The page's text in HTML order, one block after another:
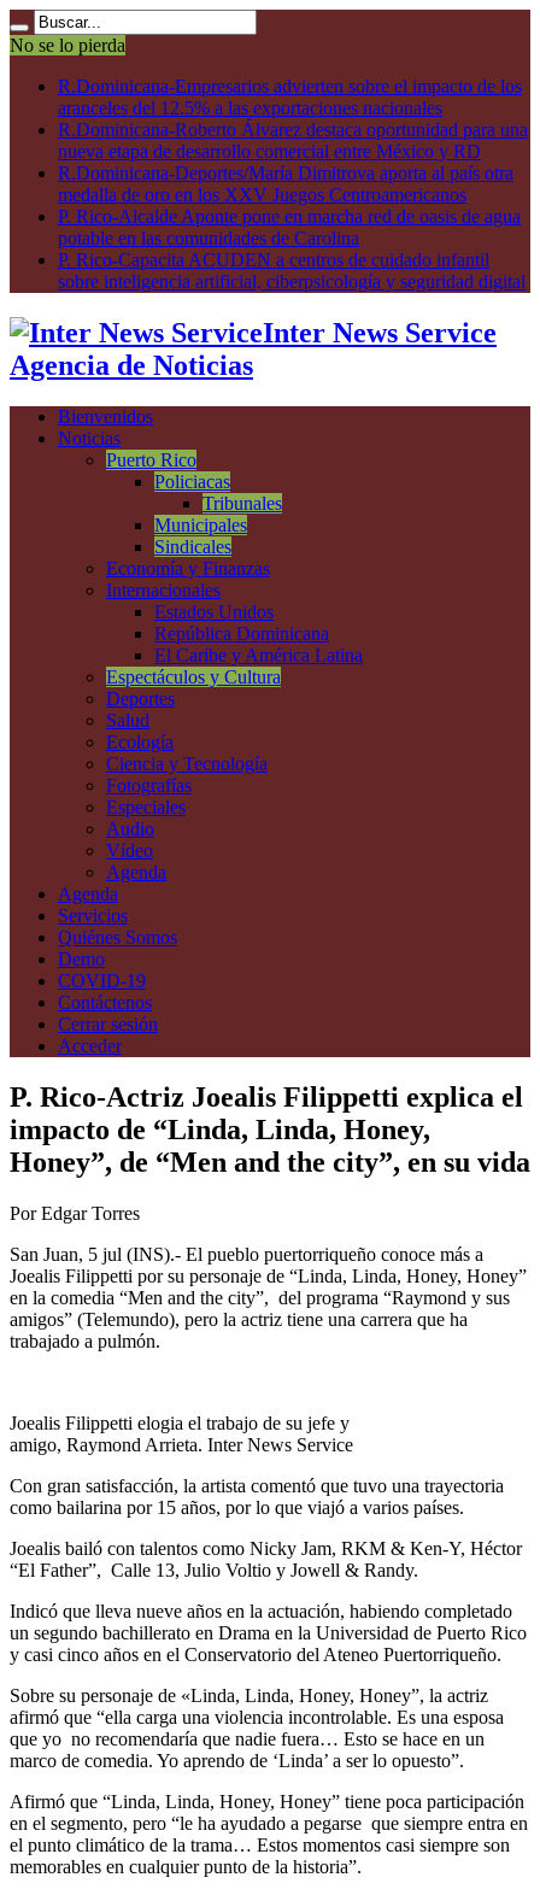
No se lo pierda
R.Dominicana-Empresarios advierten sobre el impacto de los
aranceles del 12.5% a las exportaciones nacionales
R.Dominicana-Roberto Álvarez destaca oportunidad para una
nueva etapa de desarrollo comercial entre México y RD
R.Dominicana-Deportes/María Dimitrova aporta al país otra
medalla de oro en los XXV Juegos Centroamericanos
P. Rico-Alcalde Aponte pone en marcha red de oasis de agua
potable en las comunidades de Carolina
P. Rico-Capacita ACUDEN a centros de cuidado infantil
sobre inteligencia artificial, ciberpsicología y seguridad digital
Inter News Service
Agencia de Noticias
Bienvenidos
Noticias
Puerto Rico
Policiacas
Tribunales
Municipales
Sindicales
Economía y Finanzas
Internacionales
Estados Unidos
República Dominicana
El Caribe y América Latina
Espectáculos y Cultura
Deportes
Salud
Ecología
Ciencia y Tecnología
Fotografías
Especiales
Audio
Vídeo
Agenda
Agenda
Servicios
Quiénes Somos
Demo
COVID-19
Contáctenos
Cerrar sesión
Acceder
P. Rico-Actriz Joealis Filippetti explica el
impacto de “Linda, Linda, Honey,
Honey”, de “Men and the city”, en su vida
Por Edgar Torres
San Juan, 5 jul (INS).- El pueblo puertorriqueño conoce más a
Joealis Filippetti por su personaje de “Linda, Linda, Honey, Honey”
en la comedia “Men and the city”, del programa “Raymond y sus
amigos” (Telemundo), pero la actriz tiene una carrera que ha
trabajado a pulmón.
Joealis Filippetti elogia el trabajo de su jefe y
amigo, Raymond Arrieta. Inter News Service
Con gran satisfacción, la artista comentó que tuvo una trayectoria
como bailarina por 15 años, por lo que viajó a varios países.
Joealis bailó con talentos como Nicky Jam, RKM & Ken-Y, Héctor
“El Father”, Calle 13, Julio Voltio y Jowell & Randy.
Indicó que lleva nueve años en la actuación, habiendo completado
un segundo bachillerato en Drama en la Universidad de Puerto Rico
y casi cinco años en el Conservatorio del Ateneo Puertorriqueño.
Sobre su personaje de «Linda, Linda, Honey, Honey”, la actriz
afirmó que “ella carga una violencia incontrolable. Es una esposa
que yo no recomendaría que nadie fuera… Esto se hace en un
marco de comedia. Yo aprendo de ‘Linda’ a ser lo opuesto”.
Afirmó que “Linda, Linda, Honey, Honey” tiene poca participación
en el segmento, pero “le ha ayudado a pegarse que siempre entra en
el punto climático de la trama… Estos momentos casi siempre son
memorables en cualquier punto de la historia”.